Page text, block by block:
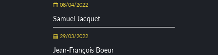
08/04/2022
Samuel Jacquet
29/03/2022
Jean-François Boeur